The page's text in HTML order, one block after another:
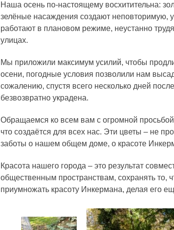
Наша осень по-настоящему восхитительна:
зелёные насаждения создают
работают в плановом режиме, неустанно
улицах.
Мы приложили максимум усилий, чтобы
осени, погодные условия позволили нам
сожалению, спустя всего несколько дней
безвозвратно украдена.
Обращаемся ко всем вам с огромной
что создаётся для всех нас. Эти цветы – не
заботы о нашем общем доме, о красоте
Красота нашего города – это результат
общественным пространствам, сохранять то,
приумножать красоту Инкермана, делая его